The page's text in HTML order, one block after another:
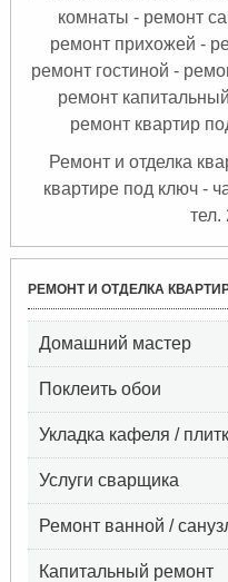
комнаты - ремонт
ремонт прихожей -
ремонт гостиной -
ремонт
ремонт квартир
Ремонт и отделка
квартире под ключ -
тел.
РЕМОНТ И ОТДЕЛКА
Домашний мастер
Поклеить обои
Укладка кафеля /
Услуги сварщика
Ремонт ванной /
Капитальный ремонт